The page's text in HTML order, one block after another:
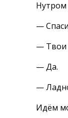
Нутром
—
— Твои
— Да.
—
Идём